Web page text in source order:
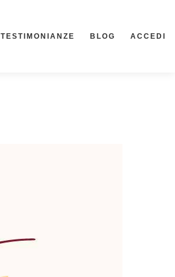
TESTIMONIANZE BLOG ACCEDI